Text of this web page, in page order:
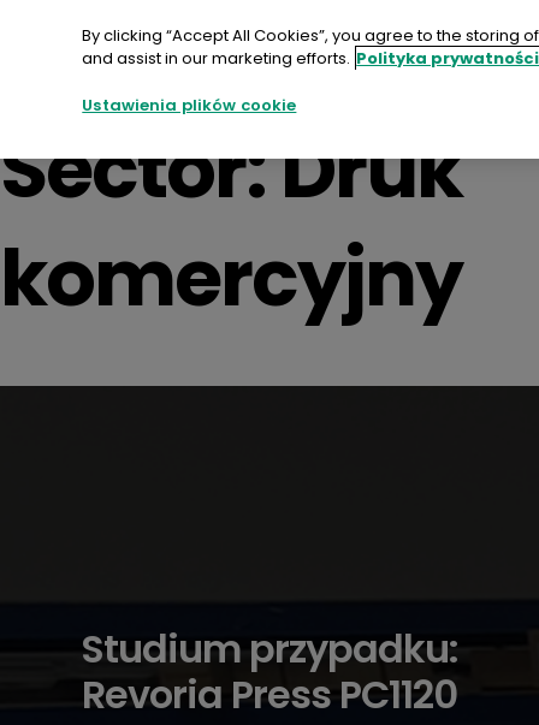
Sector:Druk
komercyjny
Studium przypadku:
Revoria Press PC1120
By clicking “Accept All Cookies”, you agree to the
and assist in our marketing efforts. Polityka prywatności
Ustawienia plików cookie